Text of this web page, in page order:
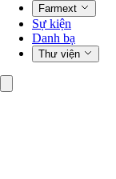
Farmext
Sự kiện
Danh bạ
Thư viện